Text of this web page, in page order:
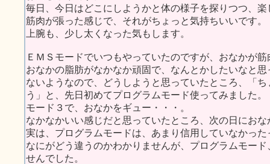
毎日、今日はどこにしようかと体の様子を探りつつ、楽
筋肉が張った感じで、それがちょっと気持ちいいです。
上腕も、少し太くなった気もします。
ＥＭＳモードでいつもやっていたのですが、おなかが
おなかの脂肪がなかなか頑固で、なんとかしたいなと
ないようなので、どうしようと思っていたところ、「
う」と、先日初めてプログラムモード使ってみました。
モード３で、おなかをギュー・・・。
なかなかいい感じだと思っていたところ、次の日にお
実は、プログラムモードは、あまり信用していなかっ
なにがどう違うのかわかりませんが、プログラムモー
せんでした。